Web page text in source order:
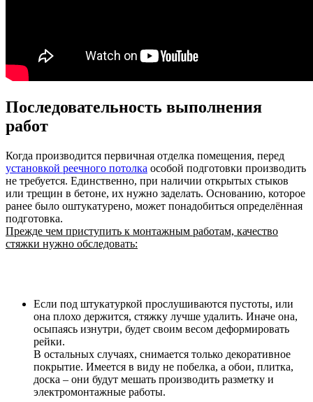
Последовательность выполнения
работ
Когда производится первичная отделка помещения, перед
установкой реечного потолка особой подготовки производить
не требуется. Единственно, при наличии открытых стыков
или трещин в бетоне, их нужно заделать. Основанию, которое
ранее было оштукатурено, может понадобиться определённая
подготовка.
Прежде чем приступить к монтажным работам, качество
стяжки нужно обследовать:
Если под штукатуркой прослушиваются пустоты, или
она плохо держится, стяжку лучше удалить. Иначе она,
осыпаясь изнутри, будет своим весом деформировать
рейки.
В остальных случаях, снимается только декоративное
покрытие. Имеется в виду не побелка, а обои, плитка,
доска – они будут мешать производить разметку и
электромонтажные работы.